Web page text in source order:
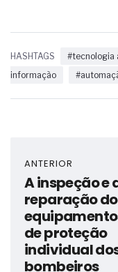
HASHTAGS #tecnologia
informação
ANTERIOR
A inspeção e
reparação
de proteção
individual
bombeiros